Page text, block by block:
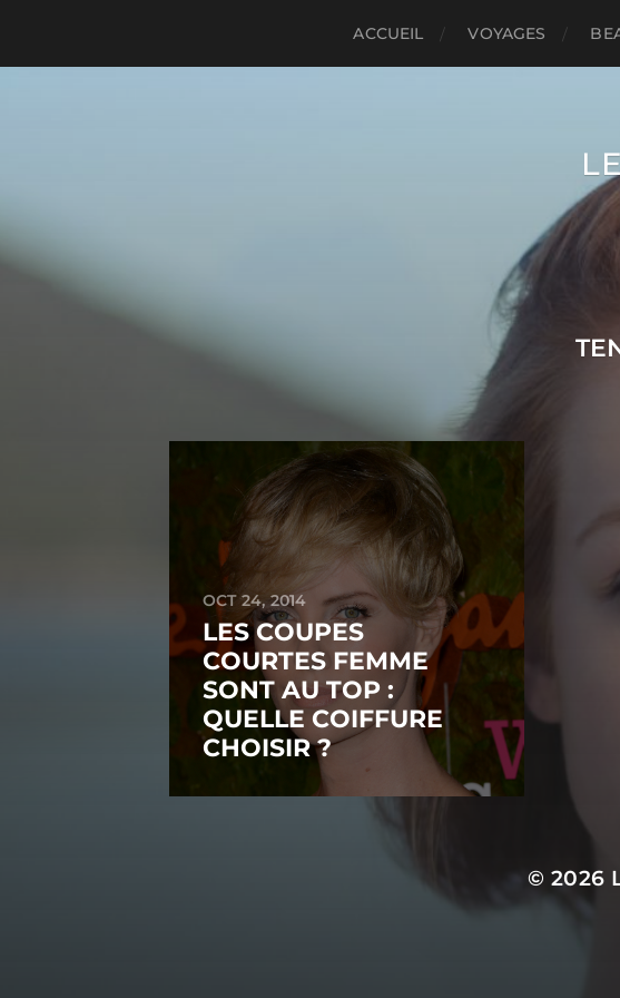
ACCUEIL VOYAGES
OCT 24, 2014
LES COUPES
COURTES FEMME
SONT AU TOP :
QUELLE COIFFURE
CHOISIR ?
© 2026